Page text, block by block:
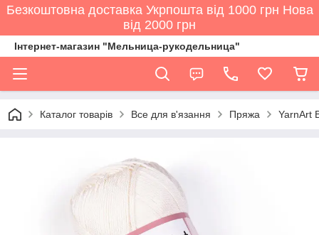
Безкоштовна доставка Укрпошта від 1000 грн Нова
від 2000 грн
Інтернет-магазин "Мельница-рукодельница"
Каталог товарів Все для в'язання Пряжа YarnArt